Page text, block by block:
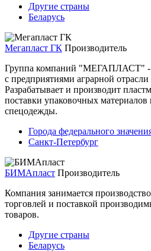
Другие страны
Беларусь
Мегапласт ГК Производитель
Группа компаний "МЕГАПЛАСТ" -
с предприятиями аграрной
Разрабатывает и производит
поставки упаковочных материалов
спецодежды.
Города федерального
Санкт-Петербург
БИМАпласт Производитель
Компания занимается
торговлей и поставкой
товаров.
Другие страны
Беларусь